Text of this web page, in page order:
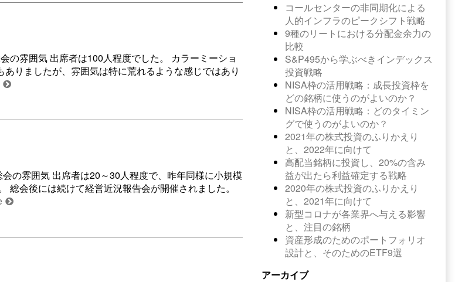
の雰囲気 出席者は100人程度でした。 カラーミーショ
りましたが、雰囲気は特に荒れるような感じではあり
の雰囲気 出席者は20～30人程度で、昨年同様に小規模
会後には続けて経営近況報告会が開催されました。
コールセンターの非同期化による
人的インフラのピークシフト戦略
9種のリートにおける分配金余力の
比較
S&P495から学ぶべきインデックス
投資戦略
NISA枠の活用戦略：成長投資枠を
どの銘柄に使うのがよいのか？
NISA枠の活用戦略：どのタイミン
グで使うのがよいのか？
2021年の株式投資のふりかえり
と、2022年に向けて
高配当銘柄に投資し、20%の含み
益が出たら利益確定する戦略
2020年の株式投資のふりかえり
と、2021年に向けて
新型コロナが各業界へ与える影響
と、注目の銘柄
資産形成のためのポートフォリオ
設計と、そのためのETF9選
アーカイブ